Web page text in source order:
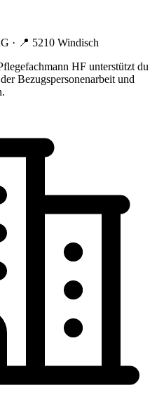
· 📍 5210 Windisch
HF unterstützt du
Bezugspersonenarbeit und